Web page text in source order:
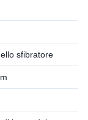
sfibratore